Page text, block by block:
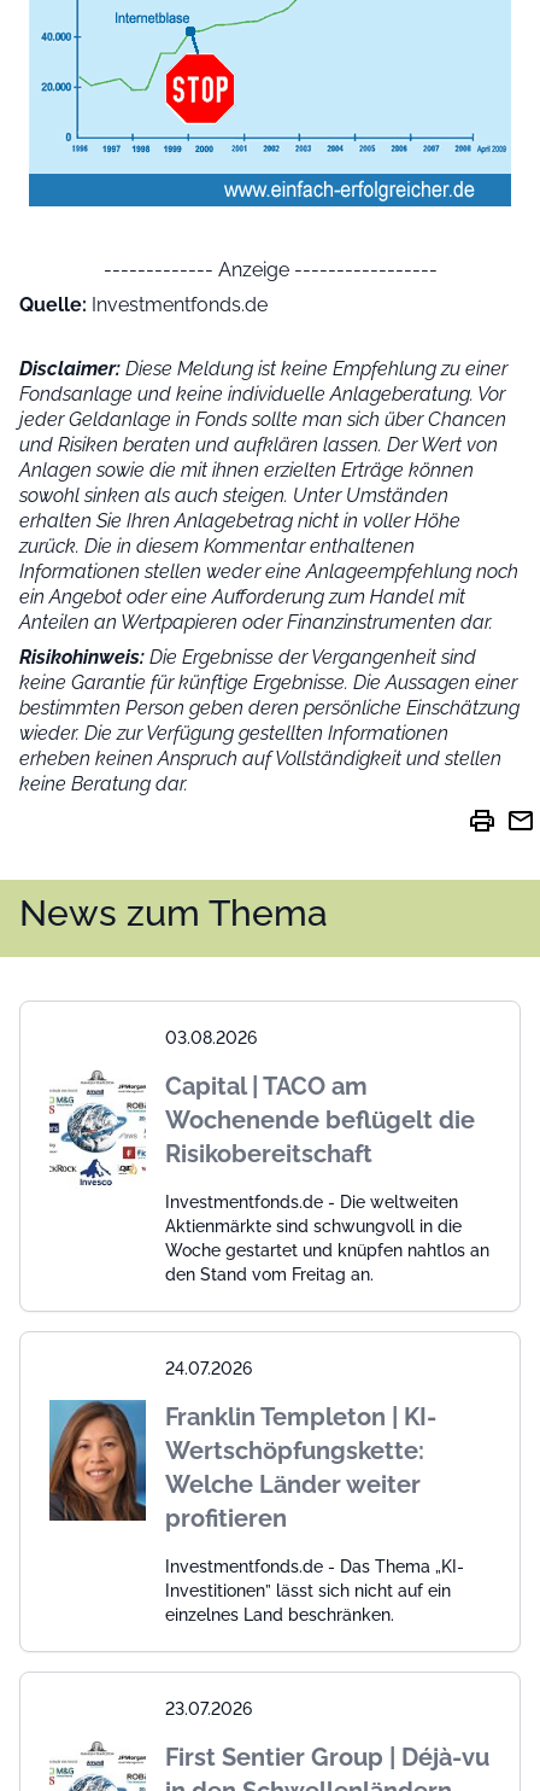
------------- Anzeige -----------------
Quelle: Investmentfonds.de
Disclaimer: Diese Meldung ist keine Empfehlung zu einer
Fondsanlage und keine individuelle Anlageberatung. Vor
jeder Geldanlage in Fonds sollte man sich über Chancen
und Risiken beraten und aufklären lassen. Der Wert von
Anlagen sowie die mit ihnen erzielten Erträge können
sowohl sinken als auch steigen. Unter Umständen
erhalten Sie Ihren Anlagebetrag nicht in voller Höhe
zurück. Die in diesem Kommentar enthaltenen
Informationen stellen weder eine Anlageempfehlung noch
ein Angebot oder eine Aufforderung zum Handel mit
Anteilen an Wertpapieren oder Finanzinstrumenten dar.
Risikohinweis: Die Ergebnisse der Vergangenheit sind
keine Garantie für künftige Ergebnisse. Die Aussagen einer
bestimmten Person geben deren persönliche Einschätzung
wieder. Die zur Verfügung gestellten Informationen
erheben keinen Anspruch auf Vollständigkeit und stellen
keine Beratung dar.
print mail
News zum Thema
03.08.2026
Capital | TACO am
Wochenende beflügelt die
Risikobereitschaft
Investmentfonds.de - Die weltweiten
Aktienmärkte sind schwungvoll in die
Woche gestartet und knüpfen nahtlos an
den Stand vom Freitag an.
24.07.2026
Franklin Templeton | KI-
Wertschöpfungskette:
Welche Länder weiter
profitieren
Investmentfonds.de - Das Thema „KI-
Investitionen” lässt sich nicht auf ein
einzelnes Land beschränken.
23.07.2026
First Sentier Group | Déjà-vu